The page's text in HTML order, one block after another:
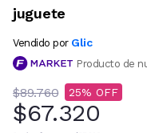
juguete
Vendido por Glic
Producto de
$89.760 25
$67.320